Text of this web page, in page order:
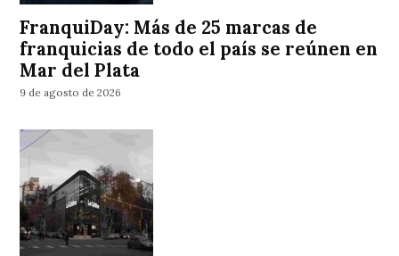
FranquiDay: Más de 25 marcas de
franquicias de todo el país se reúnen en
Mar del Plata
9 de agosto de 2026